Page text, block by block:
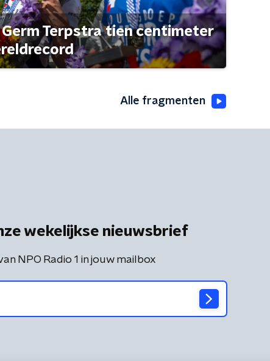
Terpstra tien centimeter
Alle fragmenten
wekelijkse nieuwsbrief
NPO Radio 1 in jouw mailbox